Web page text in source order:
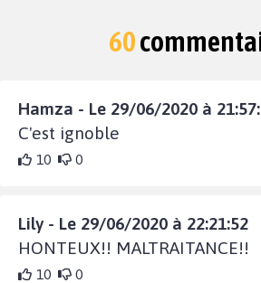
60
Hamza - Le 29/06/2020 à
C'est ignoble
10 0
Lily - Le 29/06/2020 à 22:21:52
HONTEUX!! MALTRAITANCE!!
10 0